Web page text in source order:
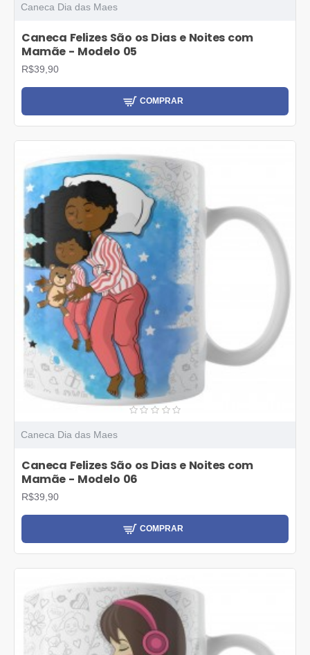
Caneca Dia das Maes
Caneca Felizes São os Dias e Noites com
Mamãe - Modelo 05
R$39,90
COMPRAR
Caneca Dia das Maes
Caneca Felizes São os Dias e Noites com
Mamãe - Modelo 06
R$39,90
COMPRAR